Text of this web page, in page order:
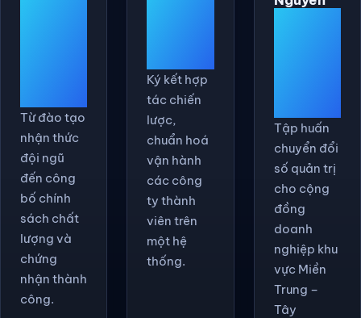
Từ đào tạo
nhận thức
đội ngũ
đến công
bố chính
sách chất
lượng và
chứng
nhận thành
công.
Ký kết hợp
tác chiến
lược,
chuẩn hoá
vận hành
các công
ty thành
viên trên
một hệ
thống.
Tập huấn
chuyển đổi
số quản trị
cho cộng
đồng
doanh
nghiệp khu
vực Miền
Trung –
Tây